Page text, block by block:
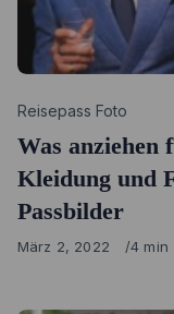
Category
Reisepass Foto
Was anziehen
Kleidung und
Passbilder
Published
März 2, 2022 4 min